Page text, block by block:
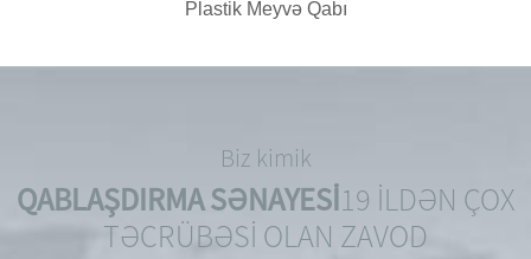
Plastik Meyvə Qabı
Biz kimik
QABLAŞDIRMA SƏNAYESİ19 İLDƏN ÇOX
TƏCRÜBƏSİ OLAN ZAVOD